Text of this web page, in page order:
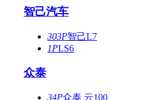
智己汽车
303P智己L7
1PLS6
众泰
34P众泰 云100